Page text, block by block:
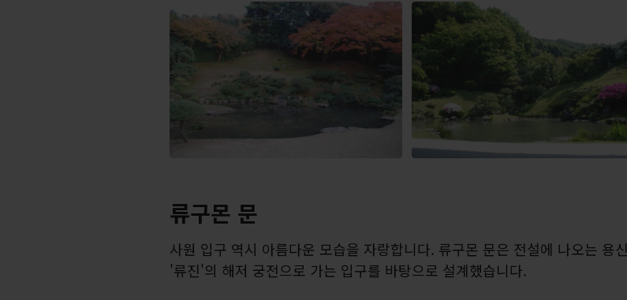
류구몬 문
사원 입구 역시 아름다운 모습을 자랑합니다. 류구몬 문은 전설에 나오는 용신
'류진'의 해저 궁전으로 가는 입구를 바탕으로 설계했습니다.